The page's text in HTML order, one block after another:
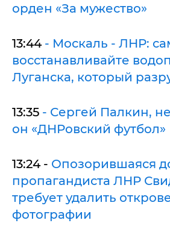
орден «За мужество»
13:44- Москаль - ЛНР:
восстанавливайте
Луганска, который
13:35 - Сергей Палкин,
он «ДНРовский футбол»
13:24 - Опозорившаяся
пропагандиста ЛНР
требует удалить
фотографии